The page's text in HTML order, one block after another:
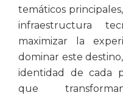
temáticos principales,
infraestructura
maximizar la
dominar este destino,
identidad de cada
que